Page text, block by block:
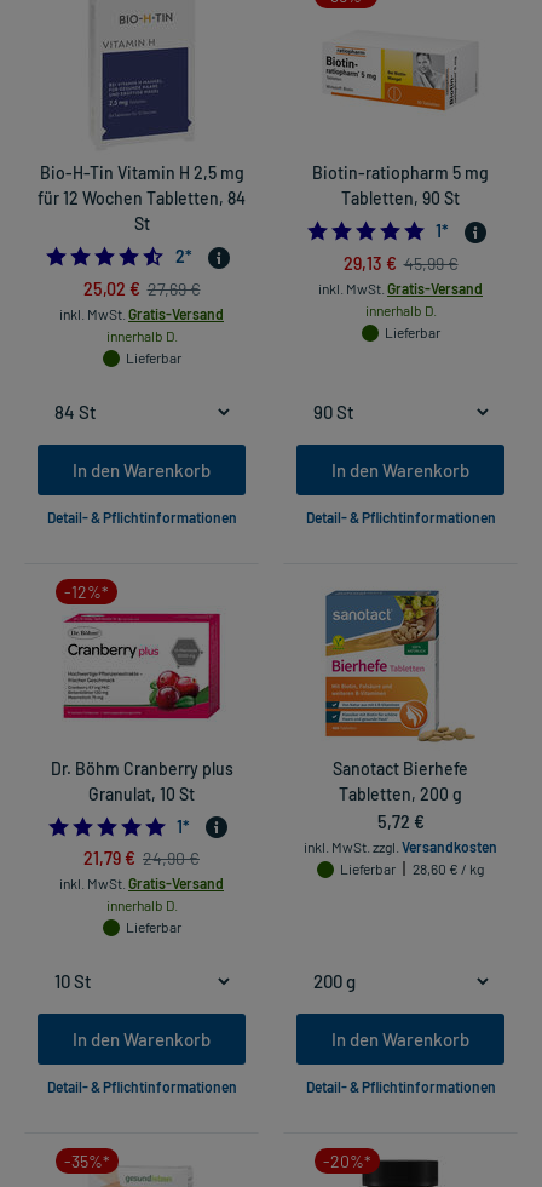
Bio-H-Tin Vitamin H 2,5 mg
für 12 Wochen Tabletten, 84
St
4.5
2*
25,02 € 27,69 €
inkl. MwSt. Gratis-Versand
innerhalb D.
Lieferbar
In den Warenkorb
Detail- & Pflichtinformationen
Biotin-ratiopharm 5 mg
Tabletten, 90 St
5.0
1*
29,13 € 45,99 €
inkl. MwSt. Gratis-Versand
innerhalb D.
Lieferbar
In den Warenkorb
Detail- & Pflichtinformationen
-12%*
Dr. Böhm Cranberry plus
Granulat, 10 St
5.0
1*
21,79 € 24,90 €
inkl. MwSt. Gratis-Versand
innerhalb D.
Lieferbar
In den Warenkorb
Detail- & Pflichtinformationen
Sanotact Bierhefe
Tabletten, 200 g
5,72 €
inkl. MwSt. zzgl. Versandkosten
Lieferbar
28,60 € / kg
In den Warenkorb
Detail- & Pflichtinformationen
-35%* -20%*